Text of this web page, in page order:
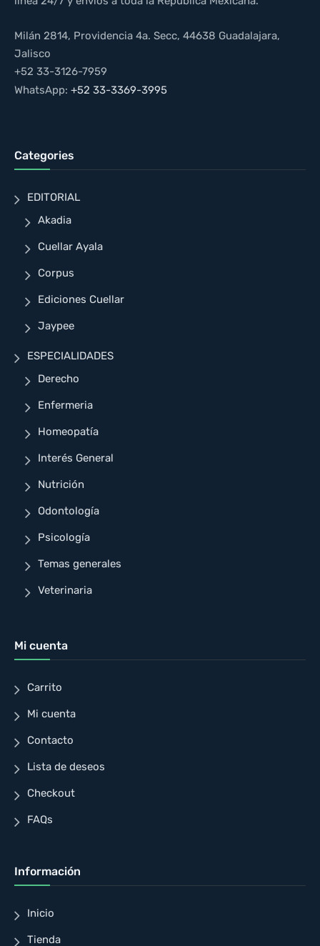
Milán 2814, Providencia 4a. Secc, 44638 Guadalajara,
Jalisco
+52 33-3126-7959
WhatsApp: +52 33-3369-3995
Categories
EDITORIAL
Akadia
Cuellar Ayala
Corpus
Ediciones Cuellar
Jaypee
ESPECIALIDADES
Derecho
Enfermeria
Homeopatía
Interés General
Nutrición
Odontología
Psicología
Temas generales
Veterinaria
Mi cuenta
Carrito
Mi cuenta
Contacto
Lista de deseos
Checkout
FAQs
Información
Inicio
Tienda